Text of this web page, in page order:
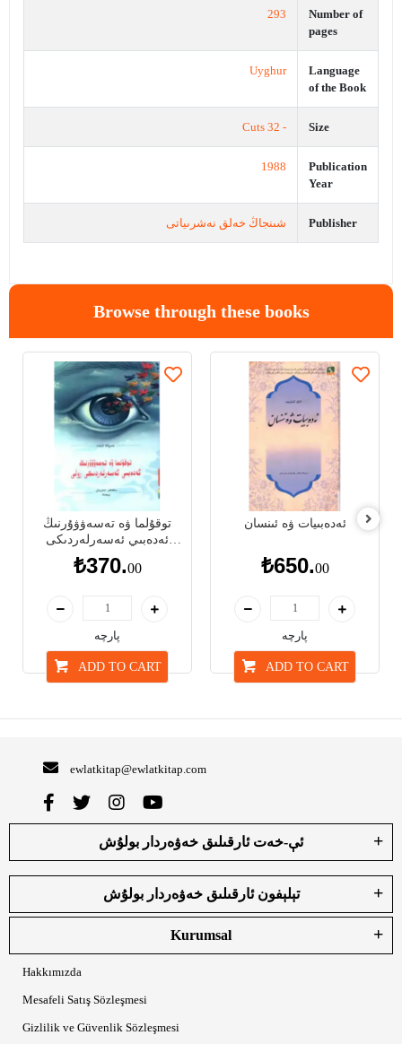
Number of
pages
293
Language
of the Book
Uyghur
Size
- 32 Cuts
Publication
Year
1988
Publisher شىنجاڭ خەلق نەشرىياتى
Browse through these books
توقۇلما ۋە تەسەۋۋۇرنىڭ
ئەدەبىي ئەسەرلەردىكى
رولى
₺370.00
پارچە
ADD TO CART
ئەدەبىيات ۋە ئىنسان
₺650.00
پارچە
ADD TO CART
ewlatkitap@ewlatkitap.com
ئې-خەت ئارقىلىق خەۋەردار بولۇش
تېلېفون ئارقىلىق خەۋەردار بولۇش
Kurumsal
Hakkımızda
Mesafeli Satış Sözleşmesi
Gizlilik ve Güvenlik Sözleşmesi